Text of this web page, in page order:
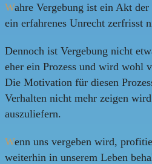
Wahre Vergebung ist ein Akt
ein erfahrenes Unrecht zerfrisst
Dennoch ist Vergebung nicht
eher ein Prozess und wird wohl
Die Motivation für diesen
Verhalten nicht mehr zeigen
auszuliefern.
Wenn uns vergeben wird,
weiterhin in unserem Leben